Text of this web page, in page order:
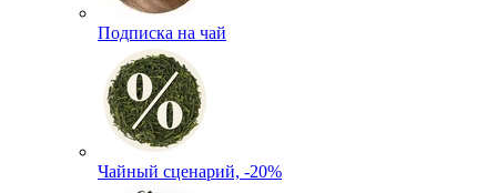
Подписка на чай
Чайный сценарий, -20%